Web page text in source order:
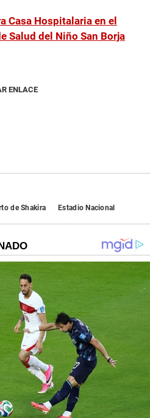
Casa Hospitalaria en el
Salud del Niño San Borja
ENLACE
de Shakira Estadio Nacional